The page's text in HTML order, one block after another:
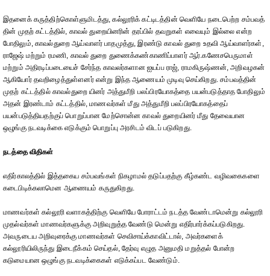
இதனைக் கருத்திற்கொள்ளுமிடத்து, கல்லூரிக் கட்டிடத்தின் வெளியே நடைபெற்ற சம்பவத்
தின் முதற் கட்டத்தில், காவல் துறையினரின் தரப்பில் தவறுகள் எவையும் இல்லை என்ற
போதிலும், காவல்துறை ஆய்வாளர் பாதமுத்து, இரண்டு காவல் துறை உதவி ஆய்வாளர்கள்,
ராஜேஷ் மற்றும் ரமணி, காவல் துறை துணைக்கண்காணிப்பாளர் ஆர்.கணேசபெருமாள்
மற்றும் அதிரடிப்படையைச் சேர்ந்த காவலர்களான ஐயப்ப ராஜ், ராமகிருஷ்ணன், அறிவழகன்
ஆகியோர் தவறிழைத்துள்ளனர் என்று இந்த ஆணையம் முடிவு செய்கிறது. சம்பவத்தின்
முதற் கட்டத்தில் காவல்துறை யினர் அத்துமீறி பலப்பிரயோகத்தை பயன்படுத்தாத போதிலும்
அதன் இரண்டாம் கட்டத்தில், மாணவர்கள் மீது அத்துமீறி பலப்பிரயோகத்தைப்
பயன்படுத்தியதற்குப் பொறுப்பான மேற்சொன்ன காவல் துறையினர் மீது தேவையான
ஒழுங்கு நடவடிக்கை எடுக்கும் பொறுப்பு அரசிடம் விடப் படுகிறது.
நடத்தை விதிகள்
எதிர்காலத்தில் இத்தகைய சம்பவங்கள் நிகழாமல் தடுப்பதற்கு கீழ்கண்ட வழிவகைகளை
கடைபிடிக்கலாமென ஆணையம் கருதுகிறது.
மாணவர்கள் கல்லூரி வளாகத்திற்கு வெளியே போராட்டம் நடத்த வேண்டாமென்று கல்லூரி
முதல்வர்கள் மாணவர்களுக்கு அறிவுறுத்த வேண்டு மென்று எதிர்பார்க்கப்படுகிறது.
அவருடைய அறிவுரைக்கு மாணவர்கள் செவிசாய்க்காவிட்டால், அவர்களைக்
கல்லூரியிலிருந்து இடைநீக்கம் செய்தல், தேர்வு எழுத அனுமதி மறுத்தல் போன்ற
கடுமையான ஒழுங்கு நடவடிக்கைகள் எடுக்கப்பட வேண்டும்.